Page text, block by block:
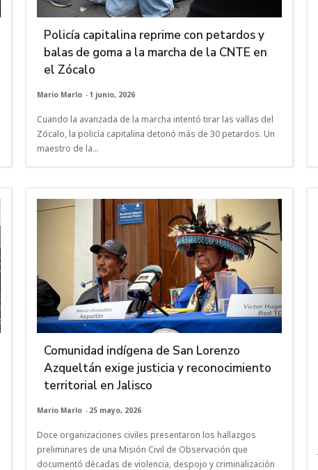
Policía capitalina reprime con petardos y
balas de goma a la marcha de la CNTE en
el Zócalo
Mario Marlo - 1 junio, 2026
Cuando la avanzada de la marcha intentó tirar las vallas del
Zócalo, la policía capitalina detonó más de 30 petardos. Un
maestro de la...
Comunidad indígena de San Lorenzo
Azqueltán exige justicia y reconocimiento
territorial en Jalisco
Mario Marlo - 25 mayo, 2026
Doce organizaciones civiles presentaron los hallazgos
preliminares de una Misión Civil de Observación que
documentó décadas de violencia, despojo y criminalización